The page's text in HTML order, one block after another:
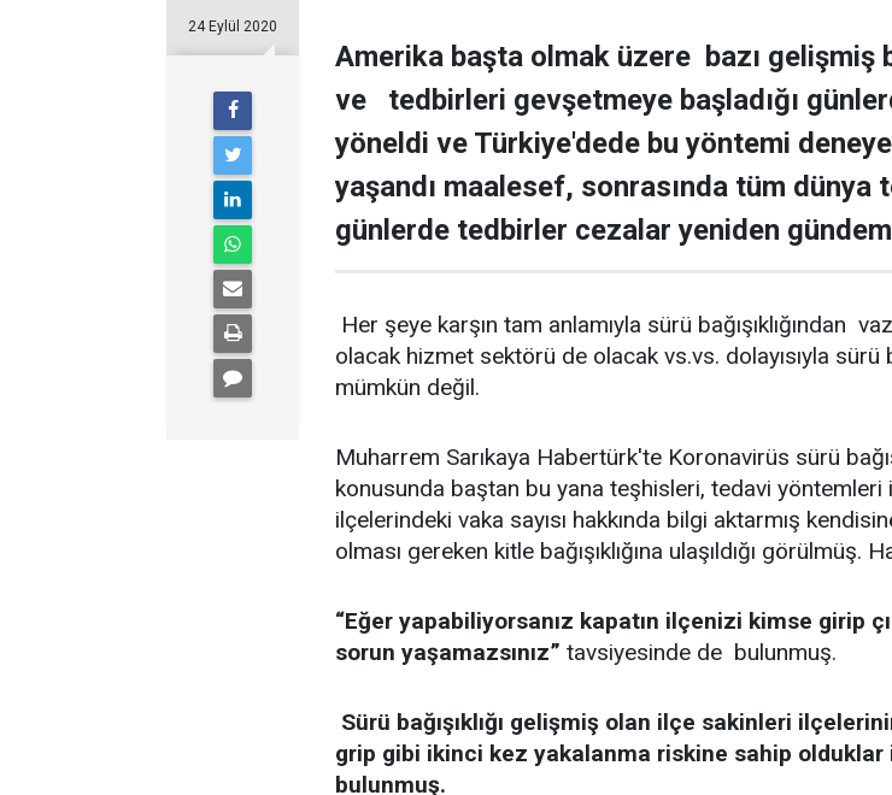
24 Eylül 2020
Amerika başta olmak üzere bazı gelişmiş
ve tedbirleri gevşetmeye başladığı
yöneldi ve Türkiye'dede bu yöntemi
yaşandı maalesef, sonrasında tüm dünya
günlerde tedbirler cezalar yeniden
Her şeye karşın tam anlamıyla sürü
olacak hizmet sektörü de olacak vs.vs. dolayısıyla sürü
mümkün değil.
Muharrem Sarıkaya Habertürk'te Koronavirüs sürü
konusunda baştan bu yana teşhisleri, tedavi yöntemleri
ilçelerindeki vaka sayısı hakkında bilgi aktarmış
olması gereken kitle bağışıklığına ulaşıldığı görülmüş.
“Eğer yapabiliyorsanız kapatın ilçenizi kimse girip
sorun yaşamazsınız” tavsiyesinde de bulunmuş.
Sürü bağışıklığı gelişmiş olan ilçe sakinleri
grip gibi ikinci kez yakalanma riskine sahip olduklar
bulunmuş.